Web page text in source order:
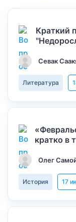
Краткий
Севак
Литература
кратко в
Олег
История 17